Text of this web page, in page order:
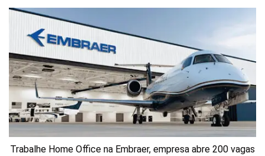
Trabalhe Home Office na Embraer, empresa abre 200 vagas